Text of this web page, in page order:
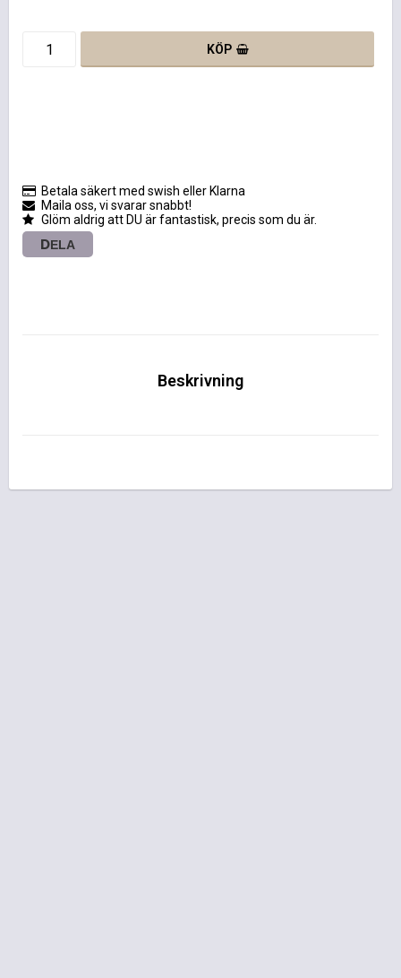
KÖP
Betala säkert med swish eller Klarna
Maila oss, vi svarar snabbt!
Glöm aldrig att DU är fantastisk, precis som du är.
DELA
Beskrivning